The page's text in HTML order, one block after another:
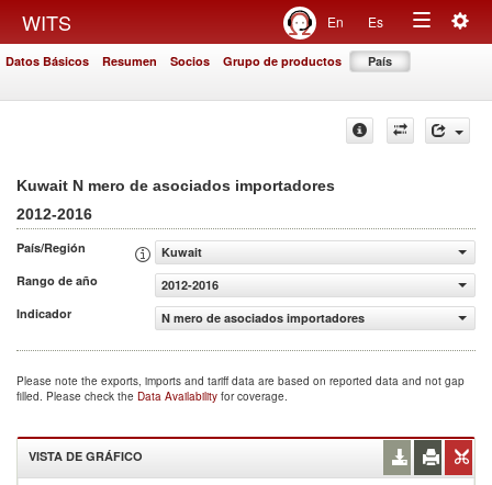
WITS En Es
Toggle
Datos Básicos Resumen Socios Grupo de productos País
Kuwait N mero de asociados importadores
2012-2016
País/Región
Kuwait
Rango de año
2012-2016
Indicador
N mero de asociados importadores
Please note the exports, imports and tariff data are based on reported data and not gap
filled. Please check the Data Availability for coverage.
VISTA DE GRÁFICO